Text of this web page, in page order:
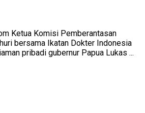
Ketua Komisi Pemberantasan
bersama Ikatan Dokter Indonesia
pribadi gubernur Papua Lukas ...